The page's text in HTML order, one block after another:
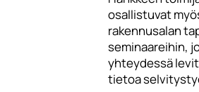
osallistuvat
rakennusalan
seminaareihin,
yhteydessä
tietoa